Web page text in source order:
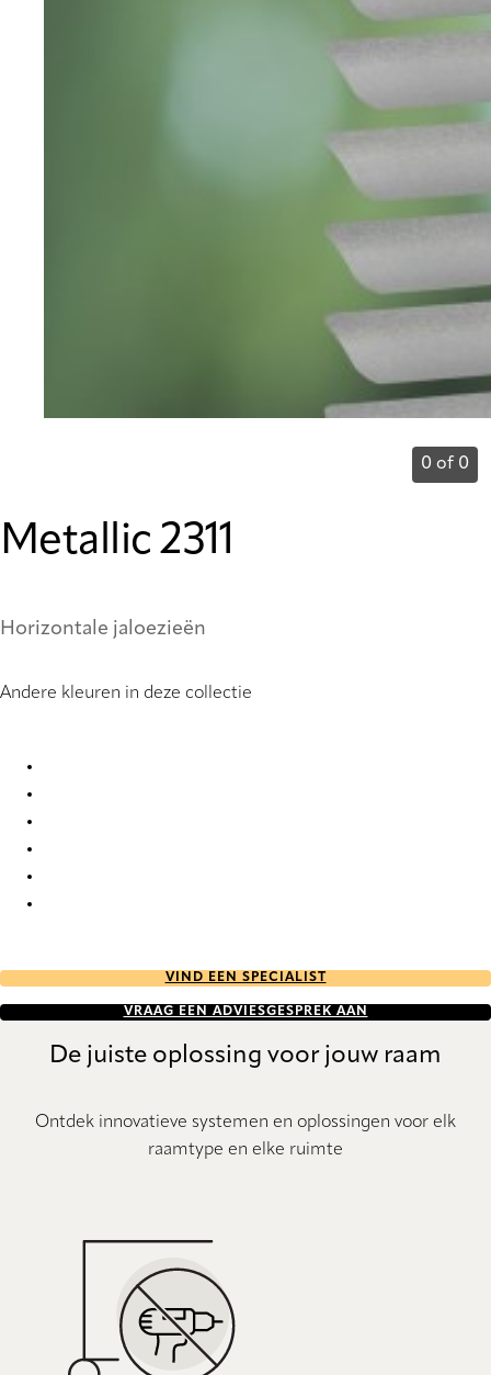
0 of 0
Metallic 2311
Horizontale jaloezieën
Andere kleuren in deze collectie
VIND EEN SPECIALIST
VRAAG EEN ADVIESGESPREK AAN
De juiste oplossing voor jouw raam
Ontdek innovatieve systemen en oplossingen voor elk
raamtype en elke ruimte